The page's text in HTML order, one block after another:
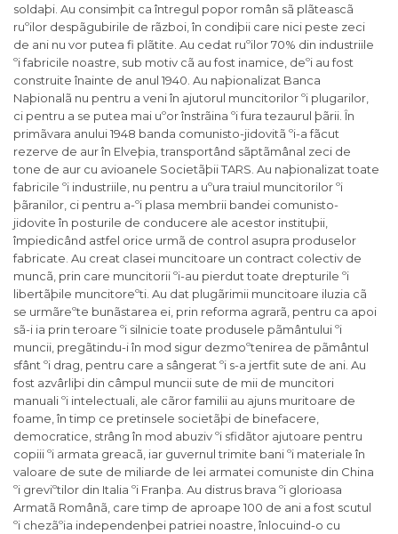
soldaþi. Au consimþit ca întregul popor român sã plãteascã
ruºilor despãgubirile de rãzboi, în condiþii care nici peste zeci
de ani nu vor putea fi plãtite. Au cedat ruºilor 70% din industriile
ºi fabricile noastre, sub motiv cã au fost inamice, deºi au fost
construite înainte de anul 1940. Au naþionalizat Banca
Naþionalã nu pentru a veni în ajutorul muncitorilor ºi plugarilor,
ci pentru a se putea mai uºor înstrãina ºi fura tezaurul þãrii. În
primãvara anului 1948 banda comunisto-jidovitã ºi-a fãcut
rezerve de aur în Elveþia, transportând sãptãmânal zeci de
tone de aur cu avioanele Societãþii TARS. Au naþionalizat toate
fabricile ºi industriile, nu pentru a uºura traiul muncitorilor ºi
þãranilor, ci pentru a-ºi plasa membrii bandei comunisto-
jidovite în posturile de conducere ale acestor instituþii,
împiedicând astfel orice urmã de control asupra produselor
fabricate. Au creat clasei muncitoare un contract colectiv de
muncã, prin care muncitorii ºi-au pierdut toate drepturile ºi
libertãþile muncitoreºti. Au dat plugãrimii muncitoare iluzia cã
se urmãreºte bunãstarea ei, prin reforma agrarã, pentru ca apoi
sã-i ia prin teroare ºi silnicie toate produsele pãmântului ºi
muncii, pregãtindu-i în mod sigur dezmoºtenirea de pãmântul
sfânt ºi drag, pentru care a sângerat ºi s-a jertfit sute de ani. Au
fost azvârliþi din câmpul muncii sute de mii de muncitori
manuali ºi intelectuali, ale cãror familii au ajuns muritoare de
foame, în timp ce pretinsele societãþi de binefacere,
democratice, strâng în mod abuziv ºi sfidãtor ajutoare pentru
copiii ºi armata greacã, iar guvernul trimite bani ºi materiale în
valoare de sute de miliarde de lei armatei comuniste din China
ºi greviºtilor din Italia ºi Franþa. Au distrus brava ºi glorioasa
Armatã Românã, care timp de aproape 100 de ani a fost scutul
ºi chezãºia independenþei patriei noastre, înlocuind-o cu